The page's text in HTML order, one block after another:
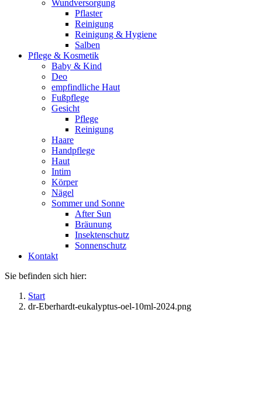
Wundversorgung
Pflaster
Reinigung
Reinigung & Hygiene
Salben
Pflege & Kosmetik
Baby & Kind
Deo
empfindliche Haut
Fußpflege
Gesicht
Pflege
Reinigung
Haare
Handpflege
Haut
Intim
Körper
Nägel
Sommer und Sonne
After Sun
Bräunung
Insektenschutz
Sonnenschutz
Kontakt
Sie befinden sich hier:
Start
dr-Eberhardt-eukalyptus-oel-10ml-2024.png